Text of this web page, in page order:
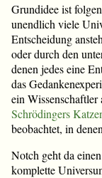
Grundidee ist
unendlich viele
Entscheidung
oder durch den
denen jedes eine
das
ein Wissenschaftler
Schrödingers
beobachtet, in
Notch geht da
komplette